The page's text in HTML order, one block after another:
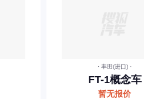
· 丰田(进口) ·
FT-1概念车
暂无报价